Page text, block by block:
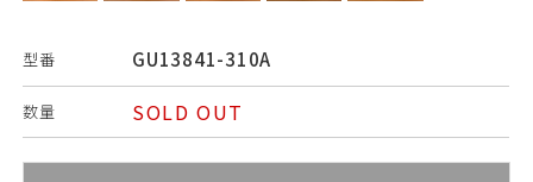
型番 GU13841-310A
数量 SOLD OUT